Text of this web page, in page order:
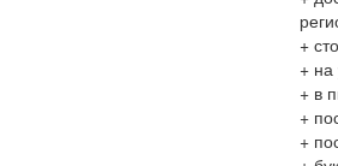
+
+ на
+ в
+
+